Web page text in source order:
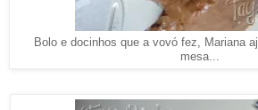
Bolo e docinhos que a vovó fez, Mariana
mesa...